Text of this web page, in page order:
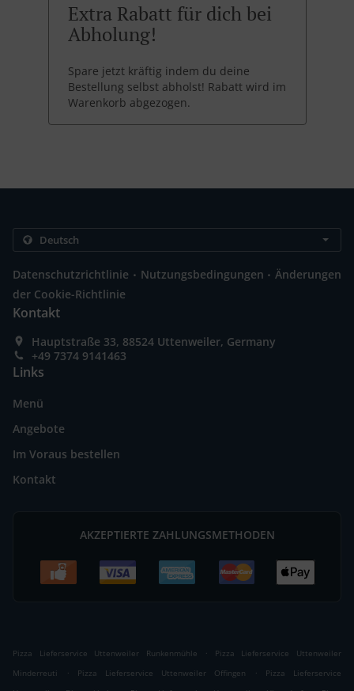
Extra Rabatt für dich bei
Abholung!
Spare jetzt kräftig indem du deine
Bestellung selbst abholst! Rabatt wird im
Warenkorb abgezogen.
Datenschutzrichtlinie . Nutzungsbedingungen . Änderungen
der Cookie-Richtlinie
Kontakt
Hauptstraße 33, 88524 Uttenweiler, Germany
+49 7374 9141463
Links
Menü
Angebote
Im Voraus bestellen
Kontakt
AKZEPTIERTE ZAHLUNGSMETHODEN
Pizza Lieferservice Uttenweiler Runkenmühle .
Pizza Lieferservice Uttenweiler
Minderreuti
. Pizza Lieferservice Uttenweiler Offingen .
Pizza Lieferservice